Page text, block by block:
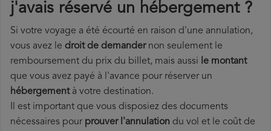
j'avais réservé un hébergement ?
Si votre voyage a été écourté en raison d'une annulation,
vous avez le droit de demandernon seulement le
remboursement du prix du billet, mais aussi le montant
que vous avez payé à l'avance pour réserver un
hébergementà votre destination.
Il est important que vous disposiez des documents
nécessaires pour prouver l'annulation du vol et le coût de